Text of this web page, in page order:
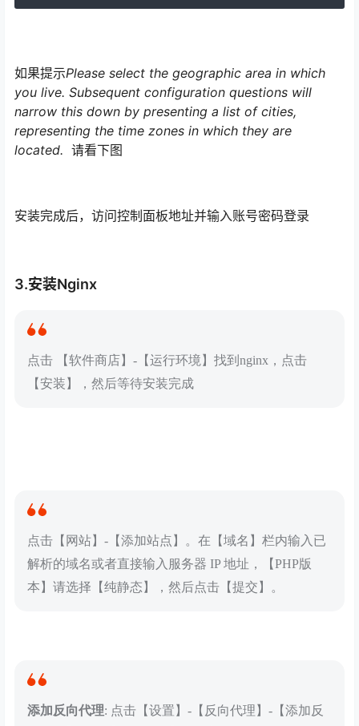
如果提示Please select the geographic area in which
you live. Subsequent configuration questions will
narrow this down by presenting a list of cities,
representing the time zones in which they are
located. 请看下图
安装完成后，访问控制面板地址并输入账号密码登录
3.安装Nginx
点击 【软件商店】-【运行环境】找到nginx，点击
【安装】，然后等待安装完成
点击【网站】-【添加站点】。在【域名】栏内输入已
解析的域名或者直接输入服务器 IP 地址，【PHP版
本】请选择【纯静态】，然后点击【提交】。
添加反向代理: 点击【设置】-【反向代理】-【添加反